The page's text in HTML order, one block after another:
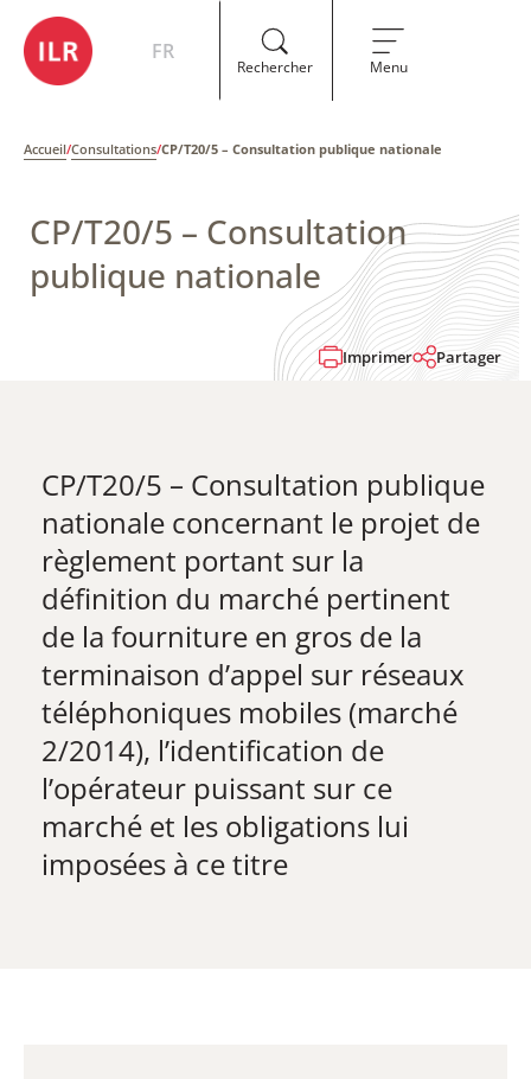
FR
Rechercher Menu
Accueil/Consultations/CP/T20/5 – Consultation publique nationale
CP/T20/5 – Consultation
publique nationale
Imprimer Partager
CP/T20/5 – Consultation publique
nationale concernant le projet de
règlement portant sur la
définition du marché pertinent
de la fourniture en gros de la
terminaison d’appel sur réseaux
téléphoniques mobiles (marché
2/2014), l’identification de
l’opérateur puissant sur ce
marché et les obligations lui
imposées à ce titre